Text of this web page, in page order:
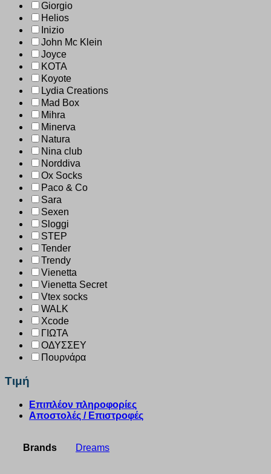
Giorgio
Helios
Inizio
John Mc Klein
Joyce
KOTA
Koyote
Lydia Creations
Mad Box
Mihra
Minerva
Natura
Nina club
Norddiva
Ox Socks
Paco & Co
Sara
Sexen
Sloggi
STEP
Tender
Trendy
Vienetta
Vienetta Secret
Vtex socks
WALK
Xcode
ΓΙΩΤΑ
ΟΔΥΣΣΕΥ
Πουρνάρα
Τιμή
Επιπλέον πληροφορίες
Αποστολές / Επιστροφές
Brands Dreams